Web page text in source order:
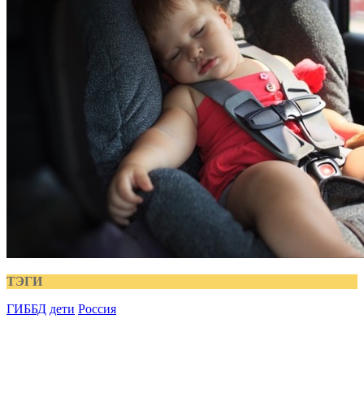
ТЭГИ
ГИББД дети Россия